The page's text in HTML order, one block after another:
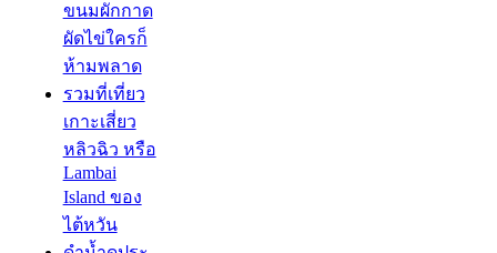
ขนมผักกาด
ผัดไข่ใครก็
ห้ามพลาด
รวมที่เที่ยว
เกาะเสี่ยว
หลิวฉิว หรือ
Lambai
Island ของ
ไต้หวัน